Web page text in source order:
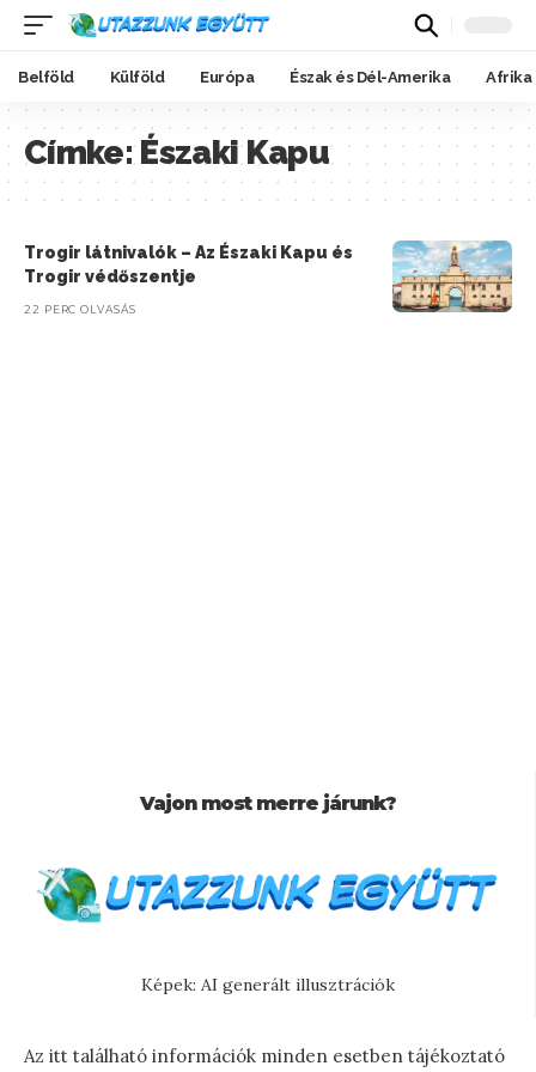
Belföld Külföld Európa Észak és Dél-Amerika Afrika
Címke:Északi Kapu
Trogir látnivalók – Az Északi Kapu és
Trogir védőszentje
22 PERC OLVASÁS
Vajon most merre járunk?
Képek: AI generált illusztrációk
Az itt található információk minden esetben tájékoztató